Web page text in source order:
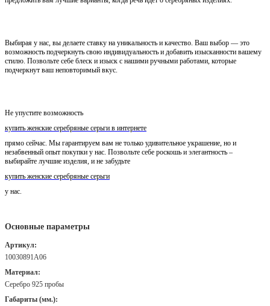
Выбирая у нас, вы делаете ставку на уникальность и качество. Ваш выбор — это
возможность подчеркнуть свою индивидуальность и добавить изысканности вашему
стилю. Позвольте себе блеск и изыск с нашими ручными работами, которые
подчеркнут ваш неповторимый вкус.
Не упустите возможность
купить женские серебряные серьги в интернете
прямо сейчас. Мы гарантируем вам не только удивительное украшение, но и
незабвенный опыт покупки у нас. Позвольте себе роскошь и элегантность –
выбирайте лучшие изделия, и не забудьте
купить женские серебряные серьги
у нас.
Основные параметры
Артикул:
10030891А06
Материал:
Серебро 925 пробы
Габариты (мм.):